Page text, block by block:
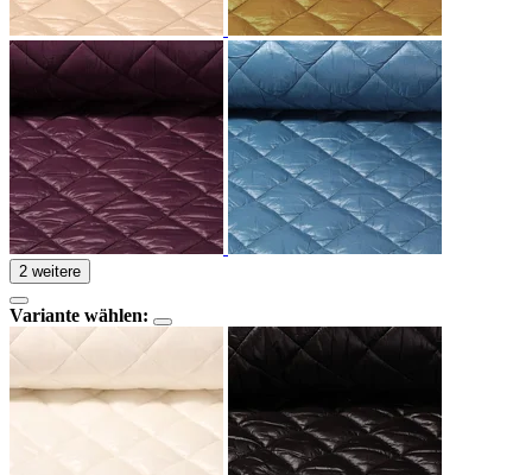
2 weitere
Variante wählen: